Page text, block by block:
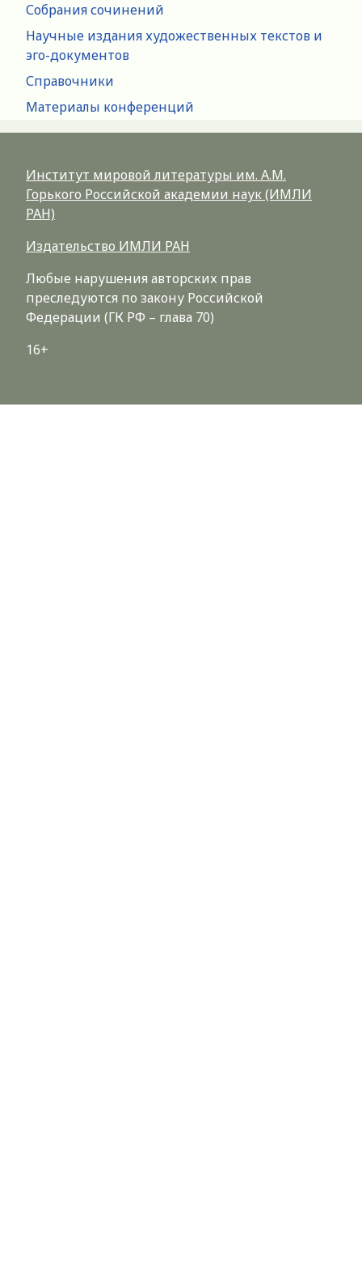
Собрания сочинений
Научные издания художественных текстов и
эго-документов
Справочники
Материалы конференций
Институт мировой литературы им. А.М.
Горького Российской академии наук (ИМЛИ
РАН)
Издательство ИМЛИ РАН
Любые нарушения авторских прав
преследуются по закону Российской
Федерации (ГК РФ – глава 70)
16+